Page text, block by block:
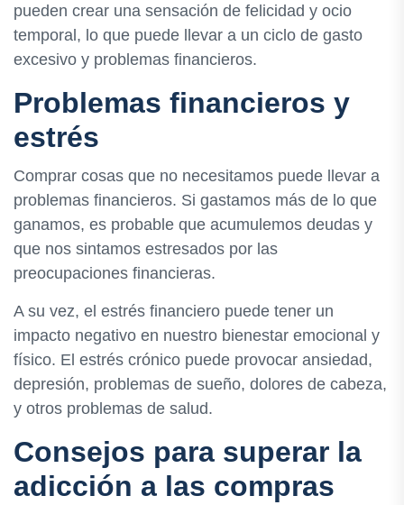
pueden crear una sensación de felicidad y ocio
temporal, lo que puede llevar a un ciclo de gasto
excesivo y problemas financieros.
Problemas financieros y
estrés
Comprar cosas que no necesitamos puede llevar a
problemas financieros. Si gastamos más de lo que
ganamos, es probable que acumulemos deudas y
que nos sintamos estresados por las
preocupaciones financieras.
A su vez, el estrés financiero puede tener un
impacto negativo en nuestro bienestar emocional y
físico. El estrés crónico puede provocar ansiedad,
depresión, problemas de sueño, dolores de cabeza,
y otros problemas de salud.
Consejos para superar la
adicción a las compras